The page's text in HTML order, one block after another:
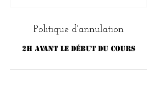
Politique d'annulation
2h avant le début du cours